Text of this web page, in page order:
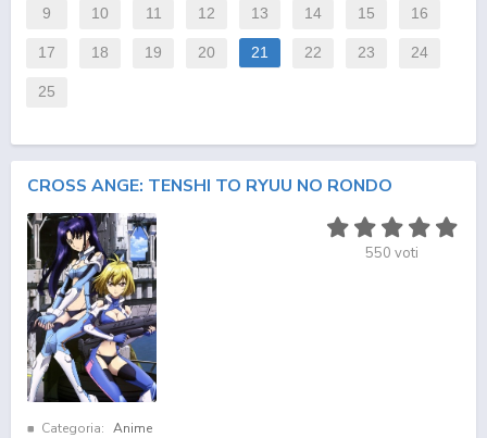
9 10 11 12 13 14 15 16
17 18 19 20 21 22 23 24
25
CROSS ANGE: TENSHI TO RYUU NO RONDO
550 voti
Categoria: Anime